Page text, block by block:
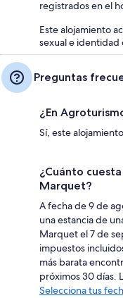
registrados en el
Este alojamiento
sexual e identidad
Preguntas
¿En
Sí, este
¿Cuánto
Marquet?
A fecha de 9 de
una estancia de
Marquet el 7 de
impuestos
más barata
próximos 30 días.
Selecciona tus